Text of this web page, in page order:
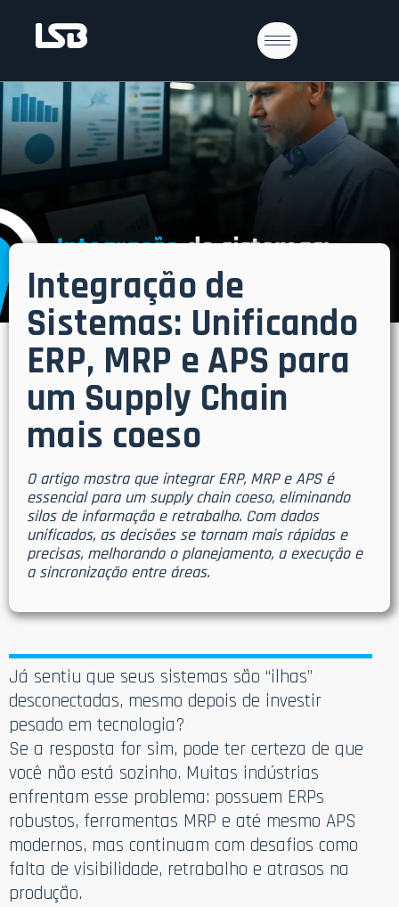
Integração de
Sistemas: Unificando
ERP, MRP e APS para
um Supply Chain
mais coeso
O artigo mostra que integrar ERP, MRP e APS é
essencial para um supply chain coeso, eliminando
silos de informação e retrabalho. Com dados
unificados, as decisões se tornam mais rápidas e
precisas, melhorando o planejamento, a execução e
a sincronização entre áreas.
Já sentiu que seus sistemas são “ilhas”
desconectadas, mesmo depois de investir
pesado em tecnologia?
Se a resposta for sim, pode ter certeza de que
você não está sozinho. Muitas indústrias
enfrentam esse problema: possuem ERPs
robustos, ferramentas MRP e até mesmo APS
modernos, mas continuam com desafios como
falta de visibilidade, retrabalho e atrasos na
produção.